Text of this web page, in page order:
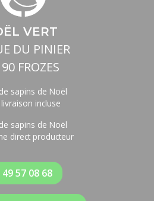
VERT
DU PINIER
FROZES
sapins de Noël
incluse
sapins de Noël
direct producteur
49 57 08 68